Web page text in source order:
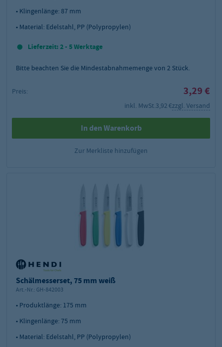
• Klingenlänge: 87 mm
• Material: Edelstahl, PP (Polypropylen)
Lieferzeit: 2 - 5 Werktage
Bitte beachten Sie die Mindestabnahmemenge von 2 Stück.
Preis: 3,29 €
inkl. MwSt.3,92 €zzgl. Versand
In den Warenkorb
Zur Merkliste hinzufügen
Schälmesserset, 75 mm weiß
Art.-Nr.: GH-842003
• Produktlänge: 175 mm
• Klingenlänge: 75 mm
• Material: Edelstahl, PP (Polypropylen)